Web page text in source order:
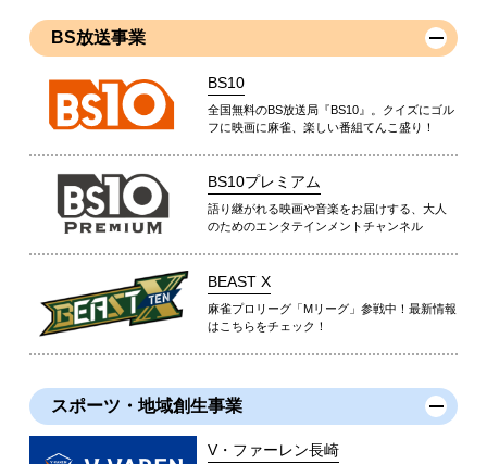
BS放送事業
BS10
全国無料のBS放送局『BS10』。クイズにゴル
フに映画に麻雀、楽しい番組てんこ盛り！
BS10プレミアム
語り継がれる映画や音楽をお届けする、大人
のためのエンタテインメントチャンネル
BEAST X
麻雀プロリーグ「Mリーグ」参戦中！最新情報
はこちらをチェック！
スポーツ・地域創生事業
V・ファーレン長崎